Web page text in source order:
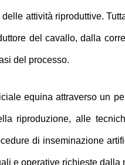
attività riproduttive.
del cavallo, dalla
del processo.
equina attraverso un
riproduzione, alle
di inseminazione
e operative richieste dalla